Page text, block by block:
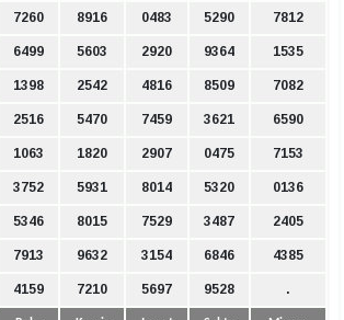
7260 8916 0483 5290 7812
6499 5603 2920 9364 1535
1398 2542 4816 8509 7082
2516 5470 7459 3621 6590
1063 1820 2907 0475 7153
3752 5931 8014 5320 0136
5346 8015 7529 3487 2405
7913 9632 3154 6846 4385
4159 7210 5697 9528 .